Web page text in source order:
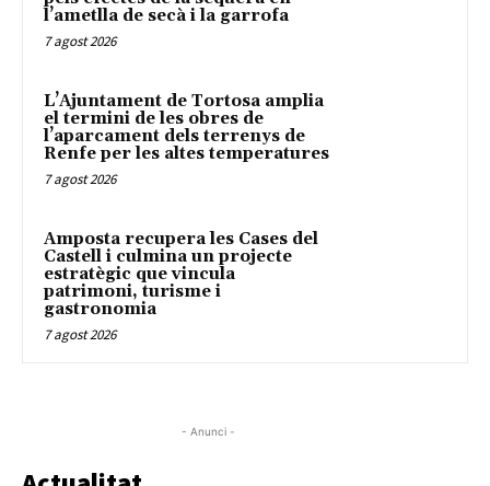
l’ametlla de secà i la garrofa
7 agost 2026
L’Ajuntament de Tortosa amplia
el termini de les obres de
l’aparcament dels terrenys de
Renfe per les altes temperatures
7 agost 2026
Amposta recupera les Cases del
Castell i culmina un projecte
estratègic que vincula
patrimoni, turisme i
gastronomia
7 agost 2026
- Anunci -